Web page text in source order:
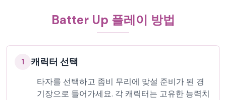
Batter Up 플레이 방법
1 캐릭터 선택
타자를 선택하고 좀비 무리에 맞설 준비가 된 경
기장으로 들어가세요. 각 캐릭터는 고유한 능력치